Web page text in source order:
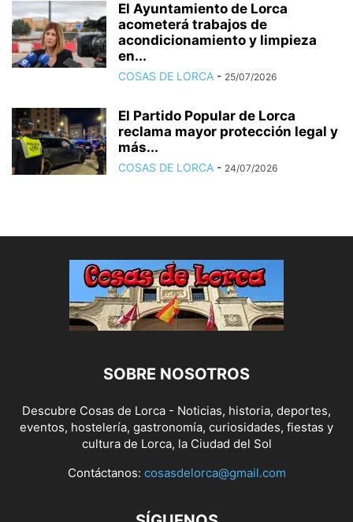
El Ayuntamiento de Lorca
acometerá trabajos de
acondicionamiento y limpieza
en...
COSAS DE LORCA - 25/07/2026
El Partido Popular de Lorca
reclama mayor protección legal y
más...
COSAS DE LORCA - 24/07/2026
SOBRE NOSOTROS
Descubre Cosas de Lorca - Noticias, historia, deportes,
eventos, hostelería, gastronomía, curiosidades, fiestas y
cultura de Lorca, la Ciudad del Sol
Contáctanos: cosasdelorca@gmail.com